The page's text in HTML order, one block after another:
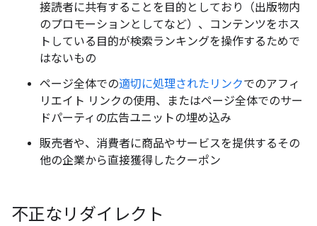
接読者に共有することを目的としており（出版物内
のプロモーションとしてなど）、コンテンツをホス
トしている目的が検索ランキングを操作するためで
はないもの
ページ全体での適切に処理されたリンクでのアフィ
リエイト リンクの使用、またはページ全体でのサー
ドパーティの広告ユニットの埋め込み
販売者や、消費者に商品やサービスを提供するその
他の企業から直接獲得したクーポン
不正なリダイレクト